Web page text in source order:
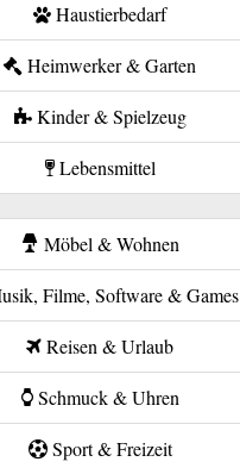
Haustierbedarf
Heimwerker & Garten
Kinder & Spielzeug
Lebensmittel
Möbel & Wohnen
Filme, Software & Games
Reisen & Urlaub
Schmuck & Uhren
Sport & Freizeit